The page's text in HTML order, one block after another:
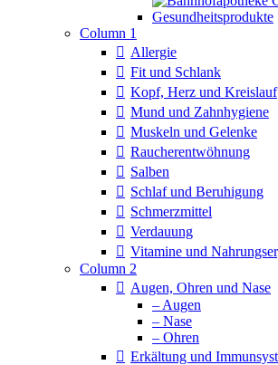
Column 1
Allergie
Fit und Schlank
Kopf, Herz und Kreislauf
Mund und Zahnhygiene
Muskeln und Gelenke
Raucherentwöhnung
Salben
Schlaf und Beruhigung
Schmerzmittel
Verdauung
Vitamine und
Column 2
Augen, Ohren und Nase
– Augen
– Nase
– Ohren
Erkältung und